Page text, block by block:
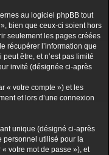
au logiciel phpBB tout
bien que ceux-ci soient hors
seulement les pages créées
récupérer l’information que
être, et n’est pas limité
invité (désignée ci-après
« votre compte ») et les
et lors d’une connexion
unique (désigné ci-après
personnel utilisé pour la
votre mot de passe »), et